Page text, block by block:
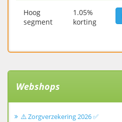
Hoog
segment
1.05%
korting
Webshops
⚠️ Zorgverzekering 2026 ✅